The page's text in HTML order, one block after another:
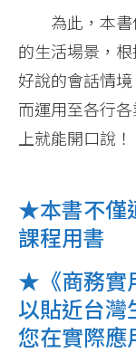
為此，本書
的生活場景，
好說的會話情
而運用至各行
上就能開口說！
★本書不僅
課程用書
★《商務實
以貼近台灣
您在實際應